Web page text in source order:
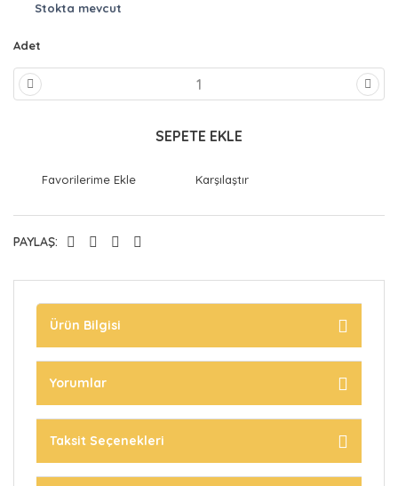
Stokta mevcut
Adet
SEPETE EKLE
Karşılaştır
PAYLAŞ:
Ürün Bilgisi
Yorumlar
Taksit Seçenekleri